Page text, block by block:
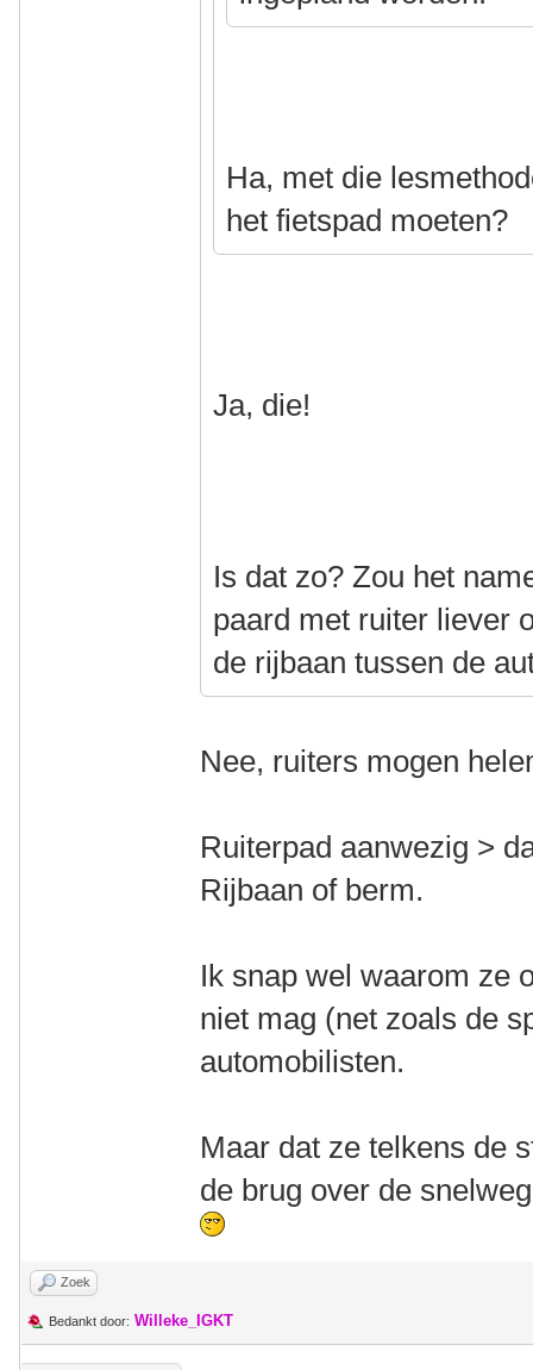
Ha, met die
het fietspad moeten?
Ja, die!
Is dat zo? Zou het
paard met ruiter liever
de rijbaan tussen de
Nee, ruiters mogen
Ruiterpad aanwezig >
Rijbaan of berm.
Ik snap wel waarom ze
niet mag (net zoals de
automobilisten.
Maar dat ze telkens de
de brug over de
Zoek
Bedankt door: Willeke_IGKT